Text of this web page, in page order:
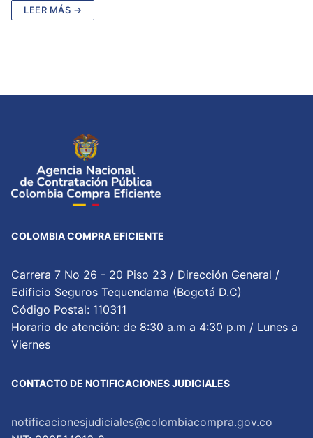
LEER MÁS →
COLOMBIA COMPRA EFICIENTE
Carrera 7 No 26 - 20 Piso 23 / Dirección General /
Edificio Seguros Tequendama (Bogotá D.C)
Código Postal: 110311
Horario de atención: de 8:30 a.m a 4:30 p.m / Lunes a
Viernes
CONTACTO DE NOTIFICACIONES JUDICIALES
notificacionesjudiciales@colombiacompra.gov.co